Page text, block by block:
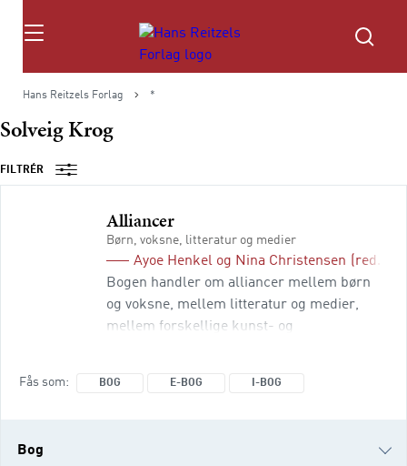
Søg
Hans Reitzels Forlag *
Solveig Krog
FILTRÉR
Alliancer
Børn, voksne, litteratur og medier
Ayoe Henkel og Nina Christensen
(red.)
Bogen handler om alliancer mellem børn
og voksne, mellem litteratur og medier,
mellem forskellige kunst- og
Fås som BOG E-BOG I-BOG
Bog